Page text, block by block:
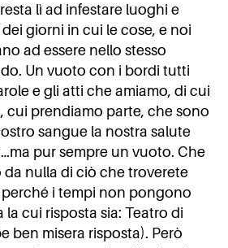
lì ad infestare luoghi e
giorni in cui le cose, e noi
ad essere nello stesso
Un vuoto con i bordi tutti
e gli atti che amiamo, di cui
cui prendiamo parte, che sono
sangue la nostra salute
pur sempre un vuoto. Che
da nulla di ciò che troverete
i tempi non pongono
cui risposta sia: Teatro di
ben misera risposta). Però